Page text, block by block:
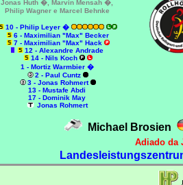
Jonas Huth �, Marvin Mensah �,
Philip Wagner e Marcel Behnke
10 - Philip Leyer �
6 - Maximilian "Max" Becker
7 - Maximilian "Max" Hack
12 - Alexandre Andrade
14 - Nils Koch
1 - Mortiz Warmbier �
2 - Paul Cuntz
3 - Jonas Rohmert
13 - Mustafe Abdi
17 - Dominik May
Jonas Rohmert
Michael Brosien
Adiado da